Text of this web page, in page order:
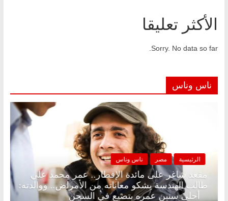
الأكثر تعليقا
Sorry. No data so far.
ناس وناس
الرئيسية مصر
مقعد شاغر على مائدة
طالب الهندسة يشكو معاناته
أحلى سنين عمره بتضيع في السجن
بلا زينة رمضان.. د.
في انتظار حلم